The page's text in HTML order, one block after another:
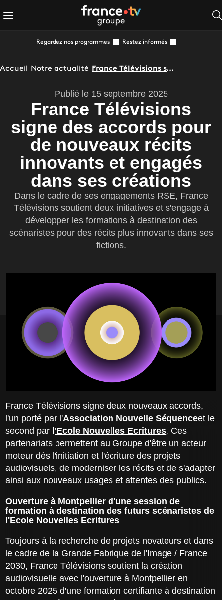
Regardez nos programmes Restez informés
Accueil Notre actualité France Télévisions signe des accords pour de nouveaux récits innovants et engagés dans ses créations
Publié le 15 septembre 2025
France Télévisions
signe des accords pour
de nouveaux récits
innovants et engagés
dans ses créations
Dans le cadre de ses engagements RSE, France
Télévisions soutient deux initiatives et s'engage à
développer les formations à destination des
scénaristes pour des récits plus innovants dans ses
fictions.
France Télévisions signe deux nouveaux accords,
l'un porté par l'Association Nouvelle Séquenceet le
second par l'Ecole Nouvelles Ecritures. Ces
partenariats permettent au Groupe d'être un acteur
moteur dès l'initiation et l'écriture des projets
audiovisuels, de moderniser les récits et de s'adapter
ainsi aux nouveaux usages et attentes des publics.
Ouverture à Montpellier d'une session de
formation à destination des futurs scénaristes de
l'Ecole Nouvelles Ecritures
Toujours à la recherche de projets novateurs et dans
le cadre de la Grande Fabrique de l'Image / France
2030, France Télévisions soutient la création
audiovisuelle avec l'ouverture à Montpellier en
octobre 2025 d'une formation certifiante à destination